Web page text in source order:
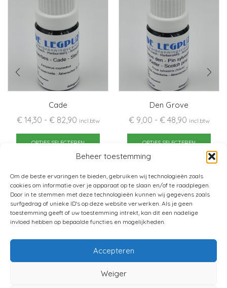
Beheer toestemming
Om de beste ervaringen te bieden, gebruiken wij technologieën zoals
cookies om informatie over je apparaat op te slaan en/of te raadplegen.
Door in te stemmen met deze technologieën kunnen wij gegevens zoals
surfgedrag of unieke ID's op deze website verwerken. Als je geen
toestemming geeft of uw toestemming intrekt, kan dit een nadelige
invloed hebben op bepaalde functies en mogelijkheden.
Accepteren
Weiger
Cade
€14,30 - €82,90Prijsklasse:
€ 14,30
tot
€ 82,90
incl.btw
OPTIES SELECTEREN
Dit
product
heeft
variaties.
Deze
optie
kan
worden
op
de
productpagina
Den Grove
€9,00 - €48,90Prijsklasse:
€ 9,00
tot
€ 48,90
incl.btw
OPTIES SELECTEREN
Dit
de
Verkoopsvoorwaarden